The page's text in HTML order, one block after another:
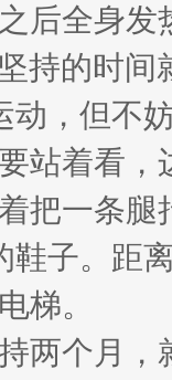
后全身
持的时间
动，但不
站着看
把一条腿
鞋子。距
梯。
两个月